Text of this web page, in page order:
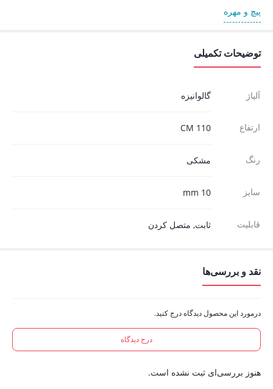
پیچ و مهره
توضیحات تکمیلی
آلیاژ گالوانیزه
ارتفاع 110 CM
رنگ مشکی
سایز 10 mm
قابلیت ثابت, متصل کردن
نقد و بررسی‌ها
درمورد این محصول دیدگاه درج کنید.
درج دیدگاه
هنوز بررسی‌ای ثبت نشده است.